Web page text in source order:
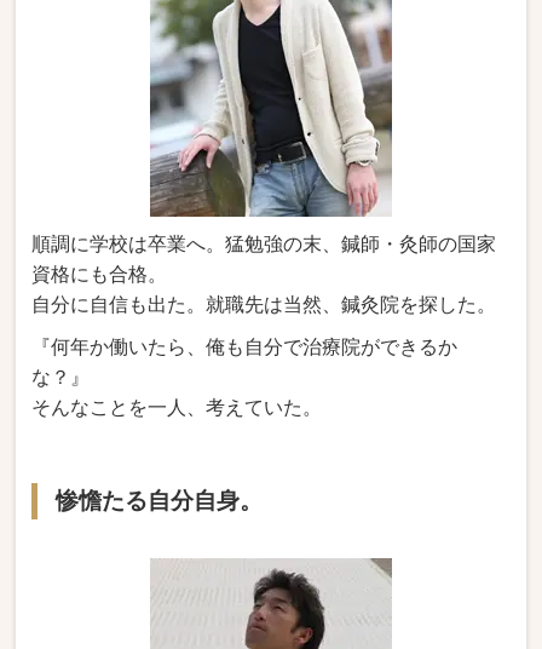
順調に学校は卒業へ。猛勉強の末、鍼師・灸師の国家
資格にも合格。
自分に自信も出た。就職先は当然、鍼灸院を探した。
『何年か働いたら、俺も自分で治療院ができるか
な？』
そんなことを一人、考えていた。
惨憺たる自分自身。